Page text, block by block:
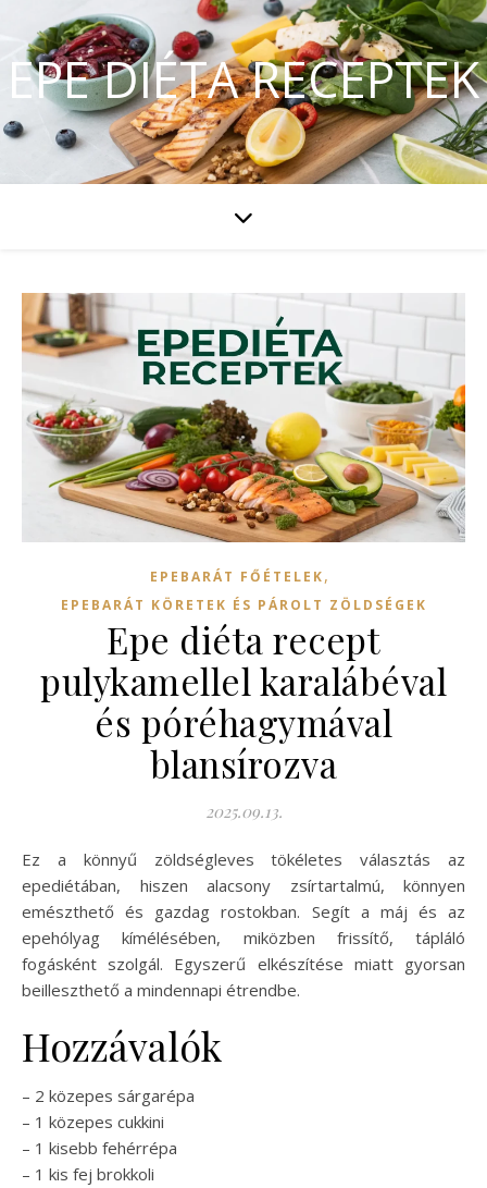
EPE DIÉTA RECEPTEK
EPEBARÁT FŐÉTELEK,
EPEBARÁT KÖRETEK ÉS PÁROLT ZÖLDSÉGEK
Epe diéta recept
pulykamellel karalábéval
és póréhagymával
blansírozva
2025.09.13.
Ez a könnyű zöldségleves tökéletes választás az
epediétában, hiszen alacsony zsírtartalmú, könnyen
emészthető és gazdag rostokban. Segít a máj és az
epehólyag kímélésében, miközben frissítő, tápláló
fogásként szolgál. Egyszerű elkészítése miatt gyorsan
beilleszthető a mindennapi étrendbe.
Hozzávalók
– 2 közepes sárgarépa
– 1 közepes cukkini
– 1 kisebb fehérrépa
– 1 kis fej brokkoli